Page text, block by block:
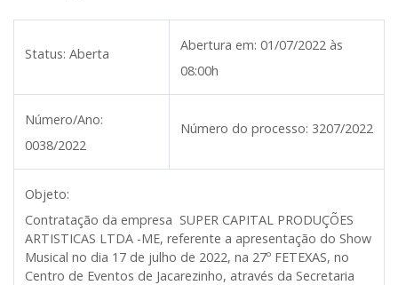
Status: Aberta
Abertura em: 01/07/2022 às
08:00h
Número/Ano:
0038/2022
Número do processo: 3207/2022
Objeto:
Contratação da empresa SUPER CAPITAL PRODUÇÕES
ARTISTICAS LTDA -ME, referente a apresentação do Show
Musical no dia 17 de julho de 2022, na 27º FETEXAS, no
Centro de Eventos de Jacarezinho, através da Secretaria